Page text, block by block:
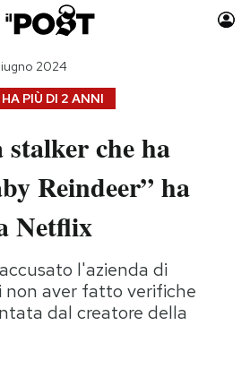
Auto
Moda
Consumismi
Storie/Idee
Media
Europa
PIÙ DI 2 ANNI
2024
che ha
Reindeer” ha
Netflix
l'azienda di
non aver fatto verifiche
dal creatore della